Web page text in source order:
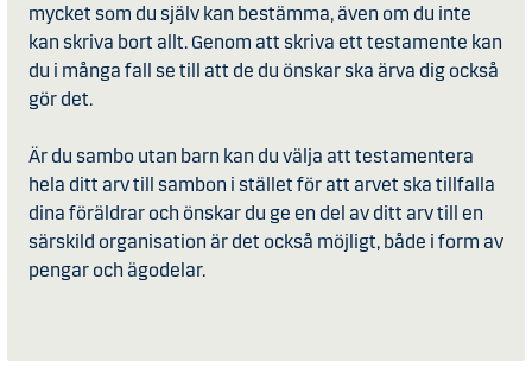
mycket som du själv kan bestämma, även om du inte
kan skriva bort allt. Genom att skriva ett testamente kan
du i många fall se till att de du önskar ska ärva dig också
gör det.
Är du sambo utan barn kan du välja att testamentera
hela ditt arv till sambon i stället för att arvet ska tillfalla
dina föräldrar och önskar du ge en del av ditt arv till en
särskild organisation är det också möjligt, både i form av
pengar och ägodelar.